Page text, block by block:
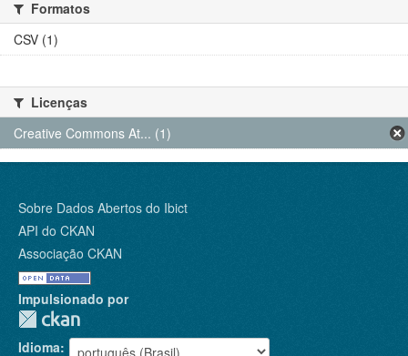
Formatos
CSV (1)
Licenças
Creative Commons At... (1)
Sobre Dados Abertos do Ibict
API do CKAN
Associação CKAN
Impulsionado por
Idioma